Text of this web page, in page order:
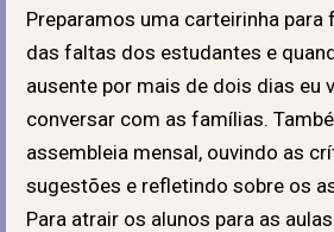
Preparamos uma carteirinha
das faltas dos estudantes e
ausente por mais de dois dias eu
conversar com as famílias.
assembleia mensal, ouvindo as
sugestões e refletindo sobre os
Para atrair os alunos para as